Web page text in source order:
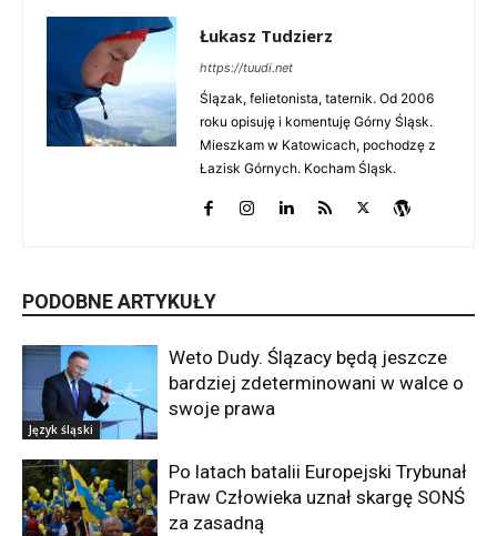
Łukasz Tudzierz
https://tuudi.net
Ślązak, felietonista, taternik. Od 2006
roku opisuję i komentuję Górny Śląsk.
Mieszkam w Katowicach, pochodzę z
Łazisk Górnych. Kocham Śląsk.
PODOBNE ARTYKUŁY
Język śląski
Weto Dudy. Ślązacy będą jeszcze
bardziej zdeterminowani w walce o
swoje prawa
Po latach batalii Europejski Trybunał
Praw Człowieka uznał skargę SONŚ
za zasadną